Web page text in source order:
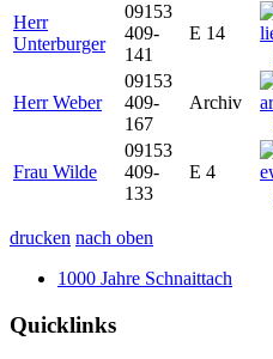
Herr
Unterburger
09153
409-
141
E 14
Herr Weber
09153
409-
167
Archiv
Frau Wilde
09153
409-
133
E 4
drucken nach oben
1000 Jahre Schnaittach
Quicklinks